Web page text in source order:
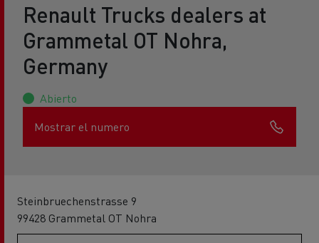
Renault Trucks dealers at
Grammetal OT Nohra,
Germany
Abierto
Mostrar el numero
Steinbruechenstrasse 9
99428 Grammetal OT Nohra